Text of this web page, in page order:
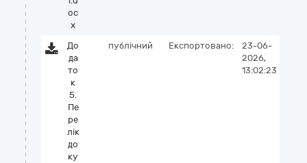
oc
x
До
да
то
к
5.
Пе
ре
лік
до
ку
публічний Експортовано:
23-06-
2026,
13:02:23